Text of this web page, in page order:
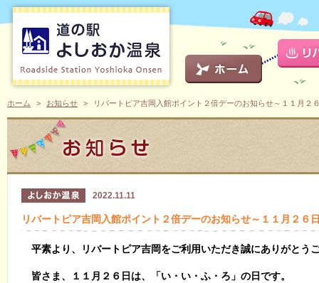
ホーム お知らせ リバートピア吉岡入館ポイント２倍デーのお知らせ～１１月２
2022.11.11
リバートピア吉岡入館ポイント２倍デーのお知らせ～１１月２６
平素より、リバートピア吉岡をご利用いただき誠にありがとう
皆さま、１１月２６日は、「い・い・ふ・ろ」の日です。